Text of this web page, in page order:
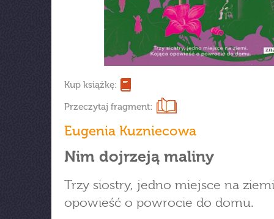
Kup książkę:
Przeczytaj fragment:
Eugenia Kuzniecowa
Nim dojrzeją maliny
Trzy siostry, jedno miejsce na
opowieść o powrocie do domu.